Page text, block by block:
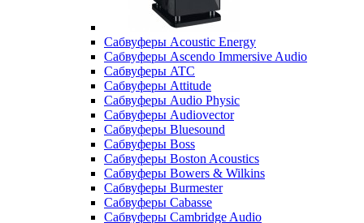
Сабвуферы Acoustic Energy
Сабвуферы Ascendo Immersive Audio
Сабвуферы ATC
Сабвуферы Attitude
Сабвуферы Audio Physic
Сабвуферы Audiovector
Сабвуферы Bluesound
Сабвуферы Boss
Сабвуферы Boston Acoustics
Сабвуферы Bowers & Wilkins
Сабвуферы Burmester
Сабвуферы Cabasse
Сабвуферы Cambridge Audio